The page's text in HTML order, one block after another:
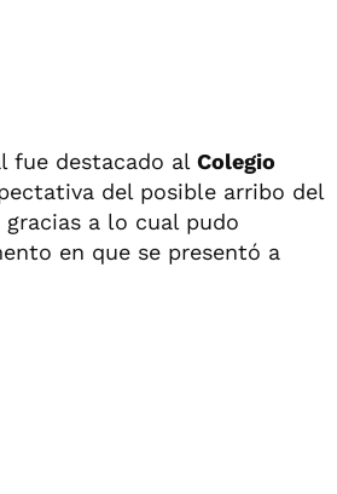
fue destacado al Colegio
del posible arribo del
a lo cual pudo
en que se presentó a